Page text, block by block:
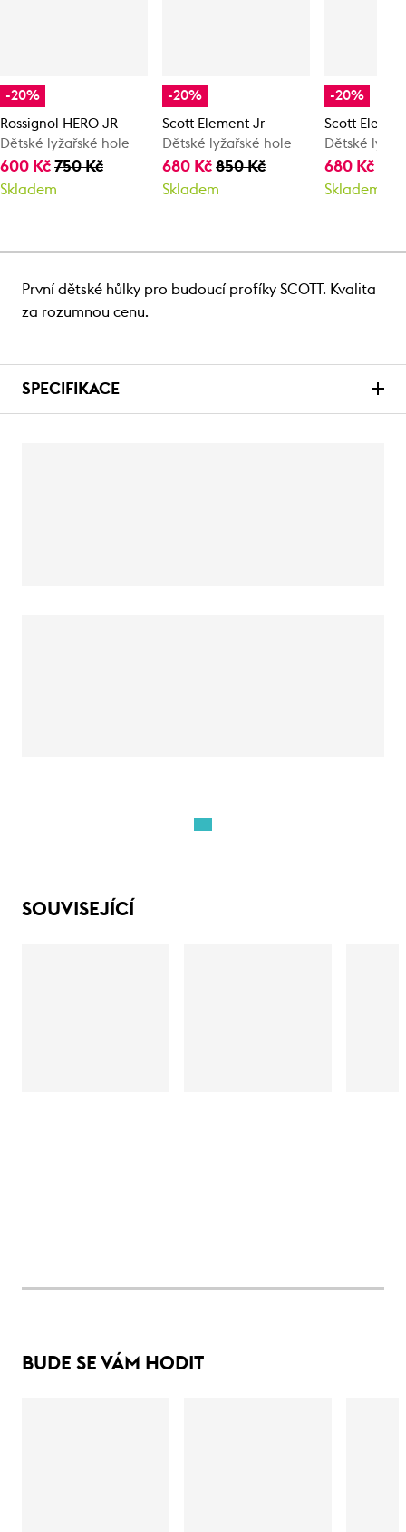
-20%
Rossignol HERO JR
Dětské lyžařské hole
600 Kč 750 Kč
Skladem
-20%
Scott Element Jr
Dětské lyžařské hole
680 Kč850 Kč
Skladem
-20%
Scott
Dětské
680 Kč
Skladem
První dětské hůlky pro budoucí profíky SCOTT. Kvalita
za rozumnou cenu.
SPECIFIKACE
SOUVISEJÍCÍ
BUDE SE VÁM HODIT